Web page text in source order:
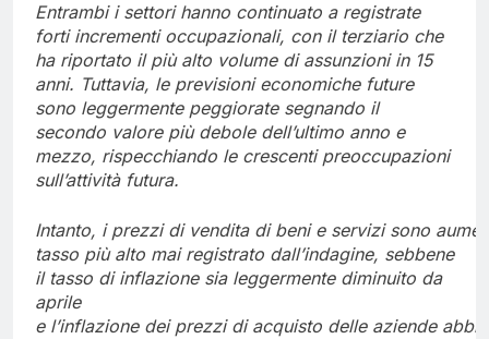
Entrambi i settori hanno continuato a registrate
forti incrementi occupazionali, con il terziario che
ha riportato il più alto volume di assunzioni in 15
anni. Tuttavia, le previsioni economiche future
sono leggermente peggiorate segnando il
secondo valore più debole dell’ultimo anno e
mezzo, rispecchiando le crescenti preoccupazioni
sull’attività futura.
Intanto, i prezzi di vendita di beni e servizi sono
tasso più alto mai registrato dall’indagine, sebbene
il tasso di inflazione sia leggermente diminuito da
aprile
e l’inflazione dei prezzi di acquisto delle aziende abbia